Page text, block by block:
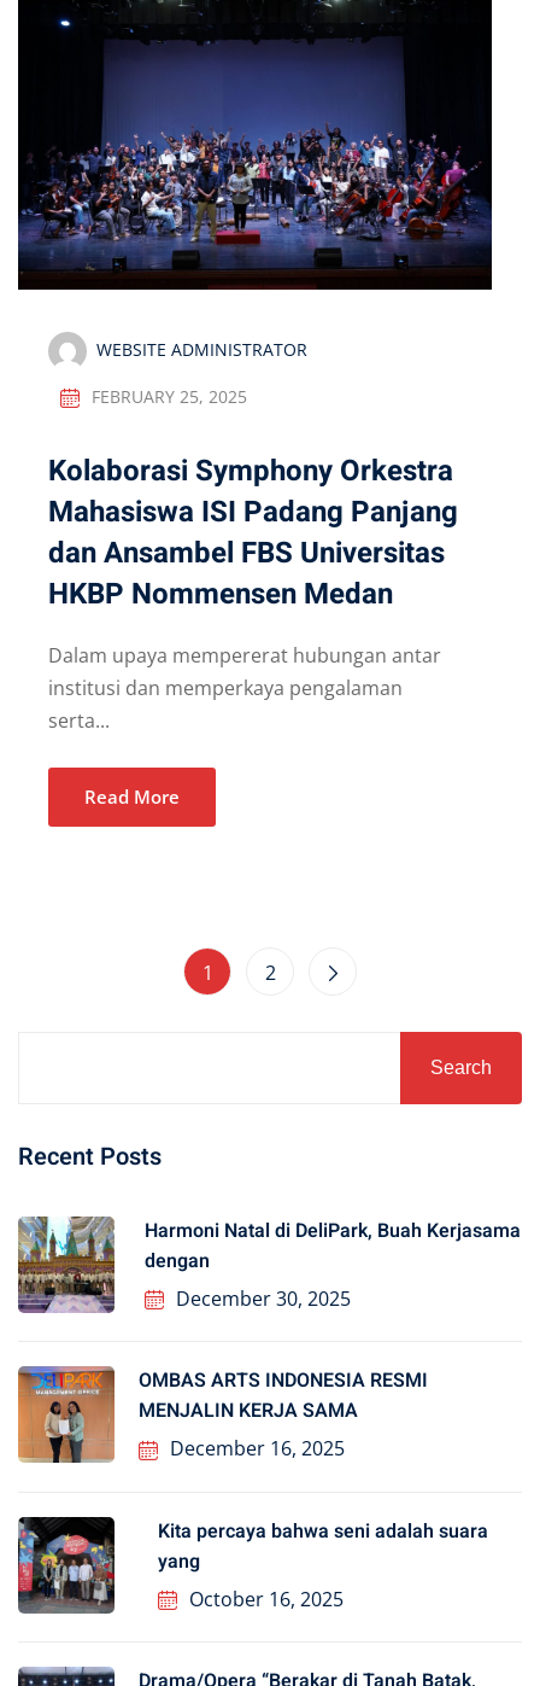
WEBSITE ADMINISTRATOR
FEBRUARY 25, 2025
Kolaborasi Symphony Orkestra
Mahasiswa ISI Padang Panjang
dan Ansambel FBS Universitas
HKBP Nommensen Medan
Dalam upaya mempererat hubungan antar
institusi dan memperkaya pengalaman
serta...
Read More
1 2
Search
Recent Posts
Harmoni Natal di DeliPark, Buah Kerjasama
dengan
December 30, 2025
OMBAS ARTS INDONESIA RESMI
MENJALIN KERJA SAMA
December 16, 2025
Kita percaya bahwa seni adalah suara
yang
October 16, 2025